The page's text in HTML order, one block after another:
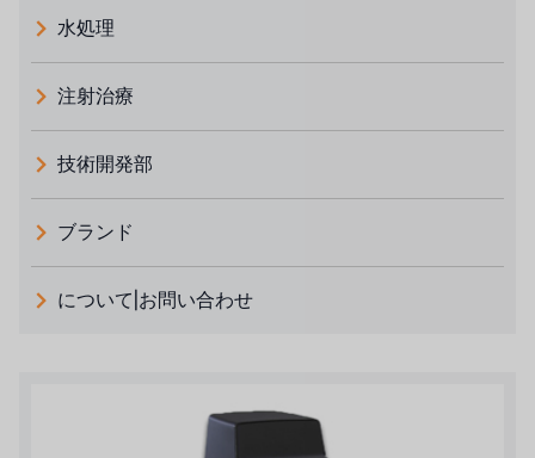
水処理
注射治療
技術開発部
ブランド
義大利 ATLAS
について|お問い合わせ
リクルートリセラーフォーム